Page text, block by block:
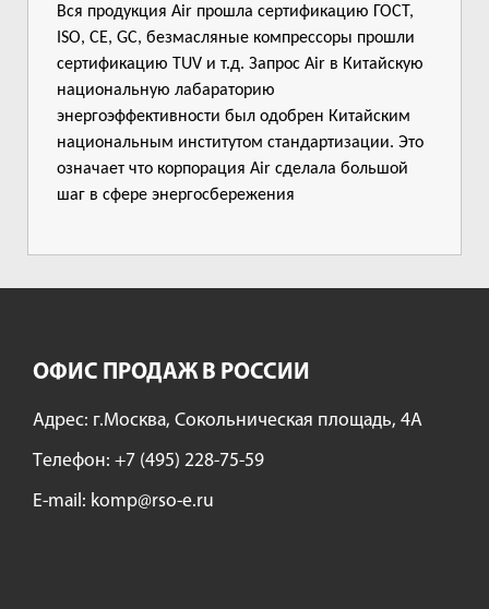
Вся продукция Air прошла сертификацию ГОСТ,
ISO, CE, GC, безмасляные компрессоры прошли
сертификацию TUV и т.д. Запрос Air в Китайскую
национальную лабараторию
энергоэффективности был одобрен Китайским
национальным институтом стандартизации. Это
означает что корпорация Air сделала большой
шаг в сфере энергосбережения
ОФИС ПРОДАЖ В РОССИИ
Адрес: г.Москва, Сокольническая площадь, 4А
Tелефон: +7 (495) 228-75-59
E-mail: komp@rso-e.ru